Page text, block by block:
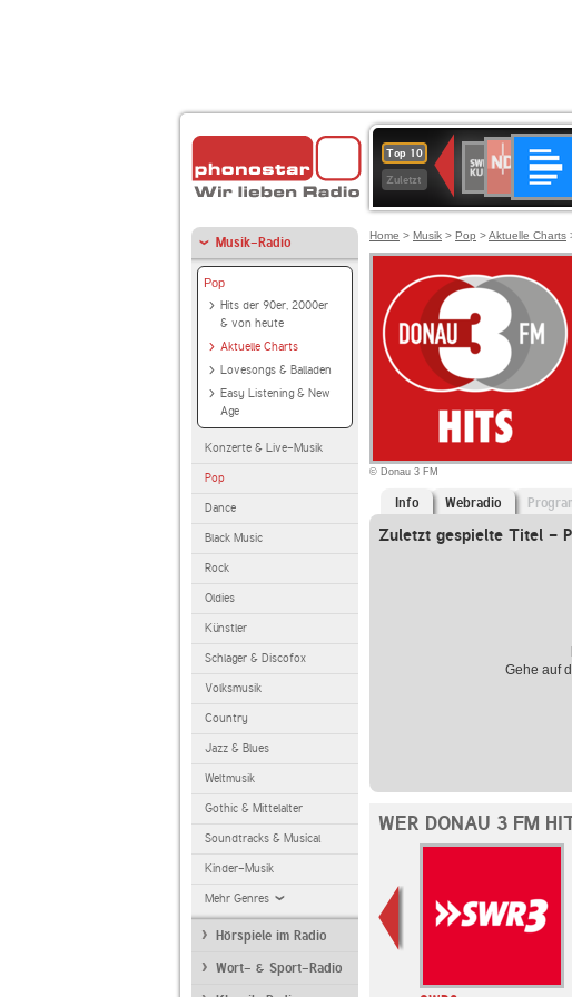
Top 10
Zuletzt
80er
90er
SWR
Kultur
2
Musik-Radio
Pop
Hits der 90er, 2000er
& von heute
Aktuelle Charts
Lovesongs & Balladen
Easy Listening & New
Age
Konzerte & Live-Musik
Pop
Dance
Black Music
Rock
Oldies
Künstler
Schlager & Discofox
Volksmusik
Country
Jazz & Blues
Weltmusik
Gothic & Mittelalter
Soundtracks & Musical
Kinder-Musik
Mehr Genres
Hörspiele im Radio
Wort- & Sport-Radio
Home > Musik > Pop >Aktuelle Charts
© Donau 3 FM
Info Webradio
Zuletzt gespielte Titel -
Gehe auf
WER DONAU 3 FM